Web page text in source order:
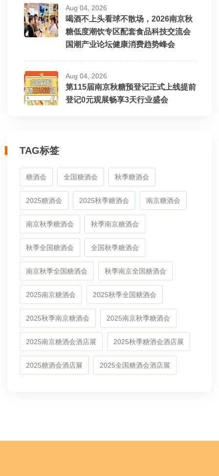
Aug 04, 2026
喝酒不上头看球不散场，2026南京秋
糖低度潮饮专区配套食品科技交流会
国潮产业论坛健康消费趋势峰会
Aug 04, 2026
第115届南京秋糖预登记正式上线提前
登记0元观展畅享3天行业盛会
TAG标签
糖酒会 全国糖酒会 秋季糖酒会
2025糖酒会 2025秋季糖酒会 南京糖酒会
南京秋季糖酒会 秋季南京糖酒会
秋季全国糖酒会 全国秋季糖酒会
南京秋季全国糖酒会 秋季南京全国糖酒会
2025南京糖酒会 2025秋季全国糖酒会
2025秋季南京糖酒会 2025南京秋季糖酒会
2025南京糖酒会酒店展 2025秋季糖酒会酒店展
2025糖酒会酒店展 2025全国糖酒会酒店展